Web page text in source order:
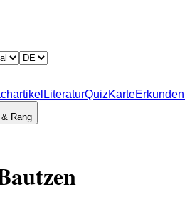
LiteraturQuizKarteErkunden
Rang